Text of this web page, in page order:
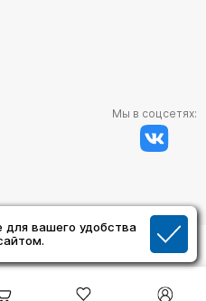
вашего удобства
Мы в соцсетях: